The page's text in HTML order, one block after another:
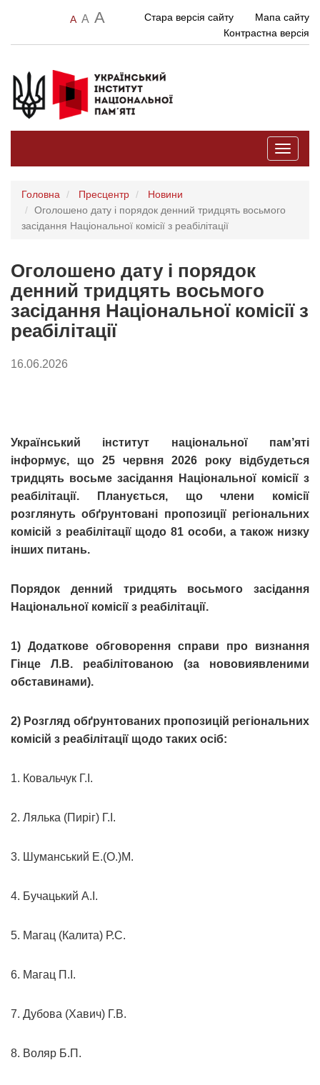
A A A Стара версія сайту
Мапа сайту
Контрастна версія
Toggle
Головна Пресцентр
Новини
Оголошено дату і порядок денний тридцять восьмого
засідання Національної комісії з реабілітації
Оголошено дату і порядок
денний тридцять восьмого
засідання Національної комісії з
реабілітації
16.06.2026
Український інститут національної пам’яті
інформує, що 25 червня 2026 року відбудеться
тридцять восьме засідання Національної комісії з
реабілітації. Планується, що члени комісії
розглянуть обґрунтовані пропозиції регіональних
комісій з реабілітації щодо 81 особи, а також низку
інших питань.
Порядок денний тридцять восьмого засідання
Національної комісії з реабілітації.
1) Додаткове обговорення справи про визнання
Гінце Л.В. реабілітованою (за нововиявленими
обставинами).
2) Розгляд обґрунтованих пропозицій регіональних
комісій з реабілітації щодо таких осіб:
1. Ковальчук Г.І.
2. Лялька (Пиріг) Г.І.
3. Шуманський Е.(О.)М.
4. Бучацький А.І.
5. Магац (Калита) Р.С.
6. Магац П.І.
7. Дубова (Хавич) Г.В.
8. Воляр Б.П.